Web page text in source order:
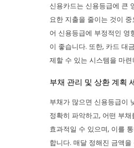
신용카드는 신용등급에 큰
요한 지출을 줄이는 것이
어 신용등급에 부정적인 영
이 좋습니다. 또한, 카드 대
제할 수 있는 시스템을 마
부채 관리 및 상환 계획
부채가 많으면 신용등급이
정확히 파악하고, 어떤 부
효과적일 수 있으며, 이를
합니다. 매달 정해진 금액